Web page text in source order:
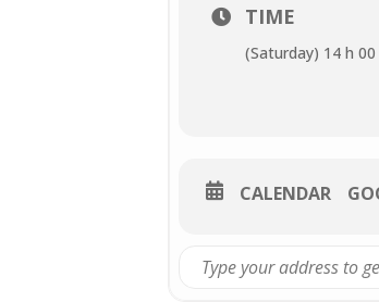
TIME
(Saturday) 14 h
CALENDAR